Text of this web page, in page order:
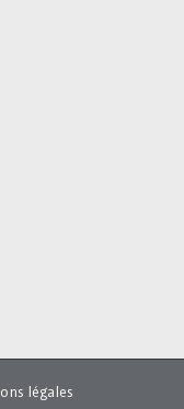
légales